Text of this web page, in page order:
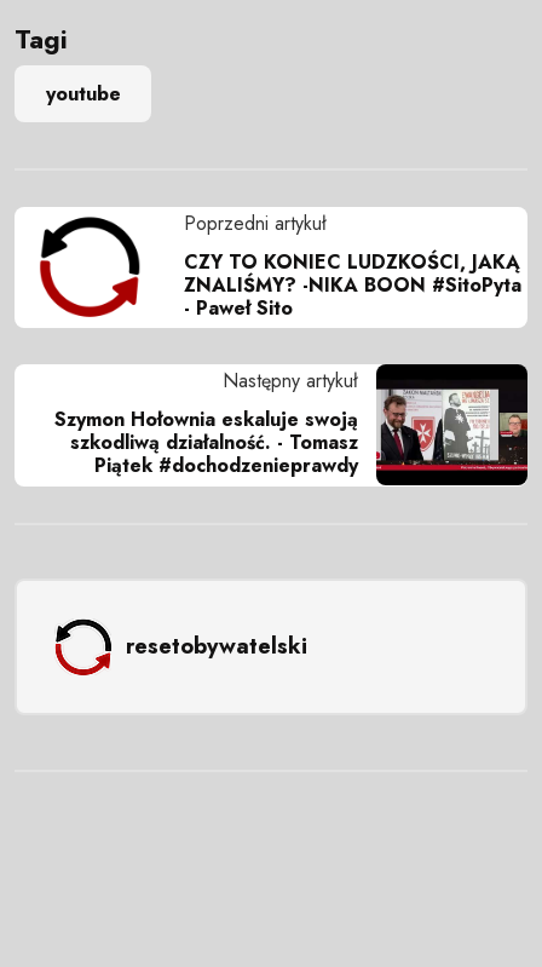
Tagi
youtube
Poprzedni artykuł
CZY TO KONIEC LUDZKOŚCI, JAKĄ
ZNALIŚMY? -NIKA BOON #SitoPyta
- Paweł Sito
Następny artykuł
Szymon Hołownia eskaluje swoją
szkodliwą działalność. - Tomasz
Piątek #dochodzenieprawdy
resetobywatelski